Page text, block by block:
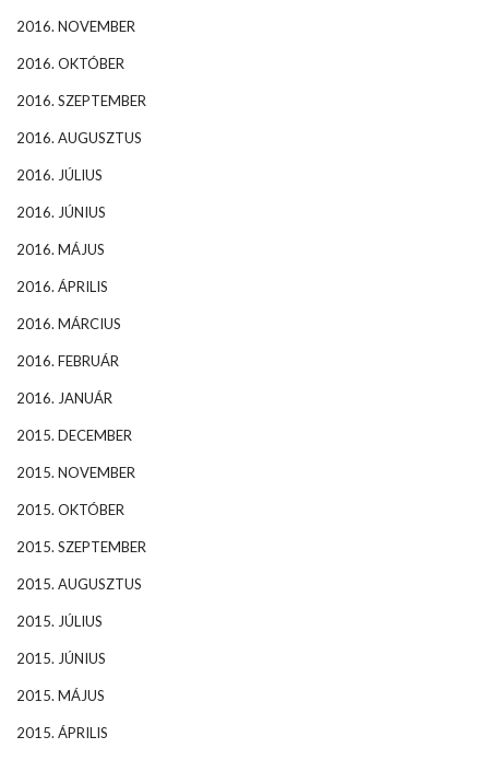
2016. NOVEMBER
2016. OKTÓBER
2016. SZEPTEMBER
2016. AUGUSZTUS
2016. JÚLIUS
2016. JÚNIUS
2016. MÁJUS
2016. ÁPRILIS
2016. MÁRCIUS
2016. FEBRUÁR
2016. JANUÁR
2015. DECEMBER
2015. NOVEMBER
2015. OKTÓBER
2015. SZEPTEMBER
2015. AUGUSZTUS
2015. JÚLIUS
2015. JÚNIUS
2015. MÁJUS
2015. ÁPRILIS